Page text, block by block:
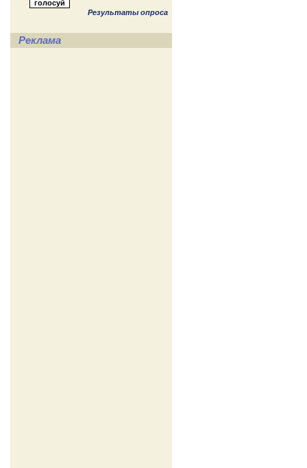
Результаты опроса
Реклама